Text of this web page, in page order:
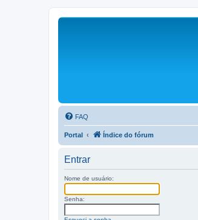
FAQ
Portal Índice do fórum
Entrar
Nome de usuário:
Senha: